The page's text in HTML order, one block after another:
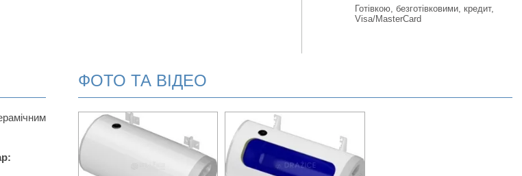
Готівкою, безготівковими, кредит,
Visa/MasterCard
ФОТО ТА ВІДЕО